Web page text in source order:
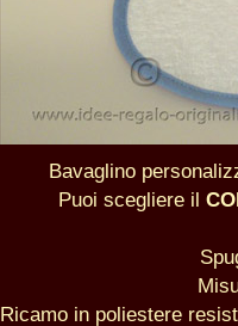
Bavaglino
Puoi scegliere il
Ricamo in poliestere